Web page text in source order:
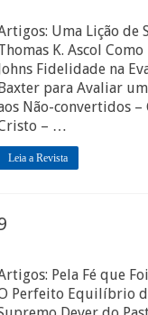
Uma Lição de
K. Ascol
Fidelidade na
para Avaliar
Não-convertidos –
– …
Leia a Revista
Pela Fé que
Perfeito Equilíbrio